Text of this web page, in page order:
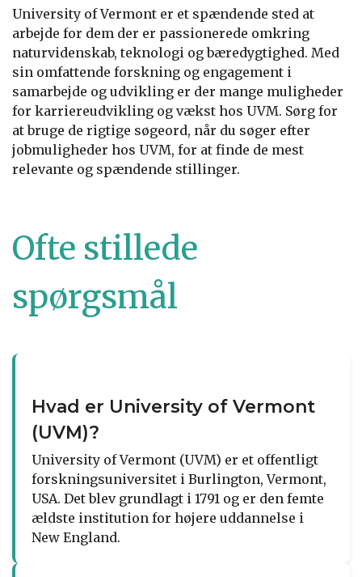
University of Vermont er et spændende sted at
arbejde for dem der er passionerede omkring
naturvidenskab, teknologi og bæredygtighed. Med
sin omfattende forskning og engagement i
samarbejde og udvikling er der mange muligheder
for karriereudvikling og vækst hos UVM. Sørg for
at bruge de rigtige søgeord, når du søger efter
jobmuligheder hos UVM, for at finde de mest
relevante og spændende stillinger.
Ofte stillede
spørgsmål
Hvad er University of Vermont
(UVM)?
University of Vermont (UVM) er et offentligt
forskningsuniversitet i Burlington, Vermont,
USA. Det blev grundlagt i 1791 og er den femte
ældste institution for højere uddannelse i
New England.